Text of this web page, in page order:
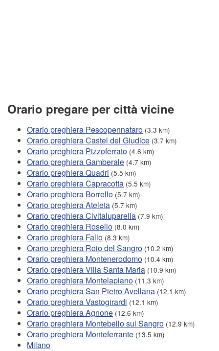
Orario pregare per città vicine
Orario preghiera Pescopennataro (3.3 km)
Orario preghiera Castel del Giudice (3.7 km)
Orario preghiera Pizzoferrato (4.6 km)
Orario preghiera Gamberale (4.7 km)
Orario preghiera Quadri (5.5 km)
Orario preghiera Capracotta (5.5 km)
Orario preghiera Borrello (5.7 km)
Orario preghiera Ateleta (5.7 km)
Orario preghiera Civitaluparella (7.9 km)
Orario preghiera Rosello (8.0 km)
Orario preghiera Fallo (8.3 km)
Orario preghiera Roio del Sangro (10.2 km)
Orario preghiera Montenerodomo (10.4 km)
Orario preghiera Villa Santa Maria (10.9 km)
Orario preghiera Montelapiano (11.3 km)
Orario preghiera San Pietro Avellana (12.1 km)
Orario preghiera Vastogirardi (12.1 km)
Orario preghiera Agnone (12.6 km)
Orario preghiera Montebello sul Sangro (12.9 km)
Orario preghiera Monteferrante (13.5 km)
Milano